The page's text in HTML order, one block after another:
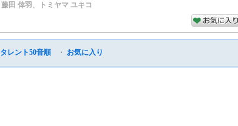
藤田 倖羽 、 トミヤマ ユキコ
タレント50音順 ・ お気に入り